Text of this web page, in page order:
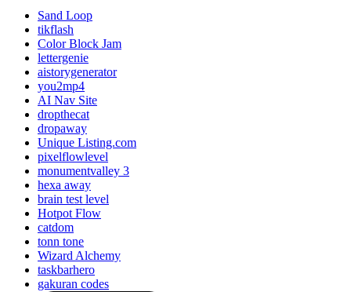
Sand Loop
tikflash
Color Block Jam
lettergenie
aistorygenerator
you2mp4
AI Nav Site
dropthecat
dropaway
Unique Listing.com
pixelflowlevel
monumentvalley 3
hexa away
brain test level
Hotpot Flow
catdom
tonn tone
Wizard Alchemy
taskbarhero
gakuran codes